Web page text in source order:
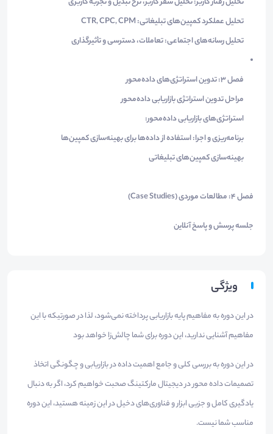
تحلیل عملکرد کمپین‌های تبلیغاتی: CTR, CPC, CPM
تحلیل رسانه‌های اجتماعی: تعاملات، دسترسی و تأثیرگذاری
فصل ۳: تدوین استراتژی‌های داده‌محور
مراحل تدوین استراتژی بازاریابی داده‌محور
استراتژی‌های بازاریابی داده‌محور:
برنامه‌ریزی و اجرا: استفاده از داده‌ها برای بهینه‌سازی کمپین‌ها
بهینه‌سازی کمپین‌های تبلیغاتی
فصل 4: مطالعات موردی (Case Studies)
جلسه پرسش و پاسخ آنلاین
ویژگی
در این دوره به مفاهیم پایه بازاریابی پرداخته نمی‌شود، لذا در صورتیکه با این
مفاهیم آشنایی ندارید، این دوره برای شما چالش‌زا خواهد بود
در این دوره به بررسی کلی و جامع اهمیت داده در بازاریابی و چگونگی اتخاذ
تصمیمات داده محور در دیجیتال مارکتینگ صحبت خواهیم کرد، اگر به دنبال
یادگیری کامل و جزیی ابزار و فناوری‌های دخیل در این زمینه هستید، این دوره
مناسب شما نیست.